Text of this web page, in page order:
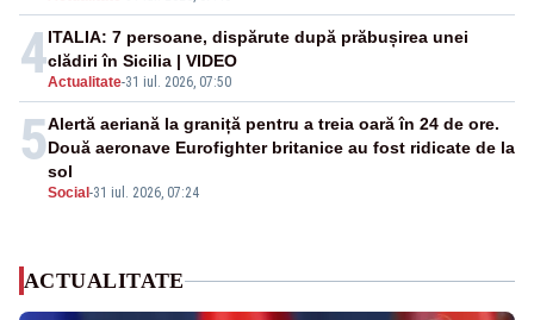
4Actualitate-31 iul. 2026, 07:50
ITALIA: 7 persoane, dispărute după prăbușirea unei
clădiri în Sicilia | VIDEO
5
Social -31 iul. 2026, 07:24
Alertă aeriană la graniță pentru a treia oară în 24 de ore.
Două aeronave Eurofighter britanice au fost ridicate de la
sol
ACTUALITATE